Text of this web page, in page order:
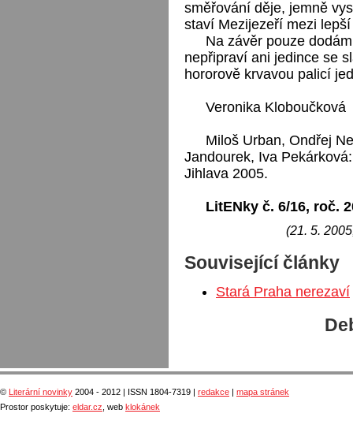
směřování děje, jemně
staví Mezijezeří mezi
Na závěr pouze
nepřipraví ani jedince se
hororově krvavou palicí
Veronika Kloboučková
Miloš Urban, Ondřej
Jandourek, Iva
Jihlava 2005.
LitENky č. 6/16, roč.
(21. 5.
Související články
Stará Praha nerezaví
© Literární novinky 2004 - 2012 | ISSN 1804-7319 | redakce
mapa stránek
Prostor poskytuje: eldar.cz , web klokánek